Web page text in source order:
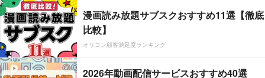
漫画読み放題サブスクおすすめ11選【徹底
比較】
オリコン顧客満足度ランキング
2026年動画配信サービスおすすめ40選